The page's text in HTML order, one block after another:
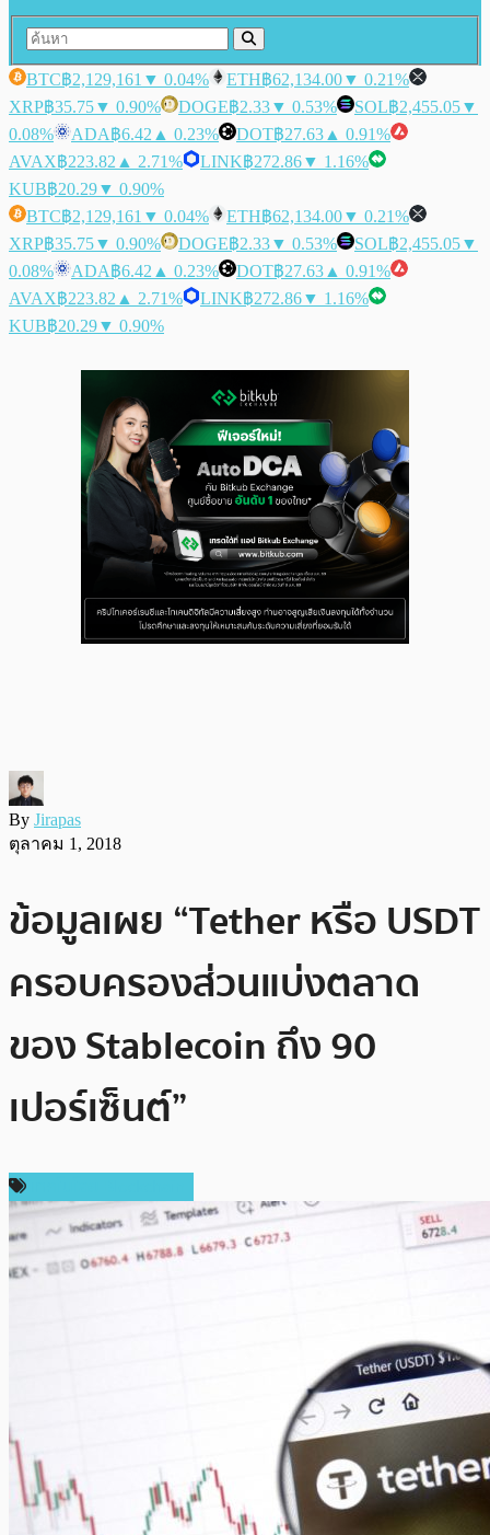
BTC฿2,129,161 ▼ 0.04% ETH฿62,134.00▼ 0.21%
XRP฿35.75▼ 0.90% DOGE฿2.33▼ 0.53% SOL฿2,455.05▼
0.08%
ADA฿6.42 ▲ 0.23% DOT฿27.63 ▲ 0.91%
AVAX฿223.82 ▲ 2.71% LINK฿272.86▼ 1.16%
KUB฿20.29▼ 0.90%
BTC฿2,129,161 ▼ 0.04% ETH฿62,134.00▼ 0.21%
XRP฿35.75▼ 0.90% DOGE฿2.33▼ 0.53% SOL฿2,455.05▼
0.08%
ADA฿6.42 ▲ 0.23% DOT฿27.63 ▲ 0.91%
AVAX฿223.82 ▲ 2.71% LINK฿272.86▼ 1.16%
KUB฿20.29▼ 0.90%
By Jirapas
ตุลาคม 1, 2018
ข้อมูลเผย “Tether หรือ USDT
ครอบครองส่วนแบ่งตลาด
ของ Stablecoin ถึง 90
เปอร์เซ็นต์”